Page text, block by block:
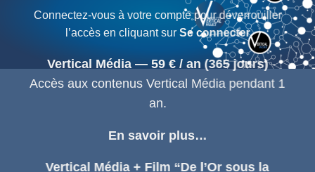
Connectez-vous à votre compte pour déverrouiller
l’accès en cliquant sur Se connecter
Vertical Média — 59 € / an (365 jours)
Accès aux contenus Vertical Média pendant 1
an.
En savoir plus…
Vertical Média + Film “De l’Or sous la